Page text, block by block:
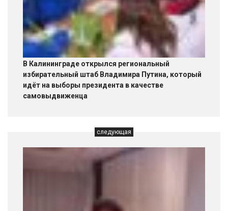
В Калининграде открылся региональный
избирательный штаб Владимира Путина, который
идёт на выборы президента в качестве
самовыдвиженца
следующая